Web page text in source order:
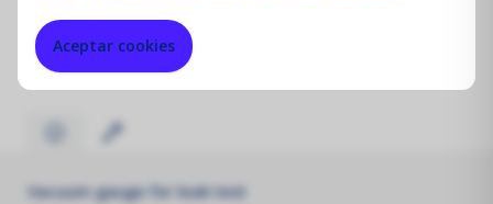
Aceptar cookies
Merk:
Vacuum gauge for leak test